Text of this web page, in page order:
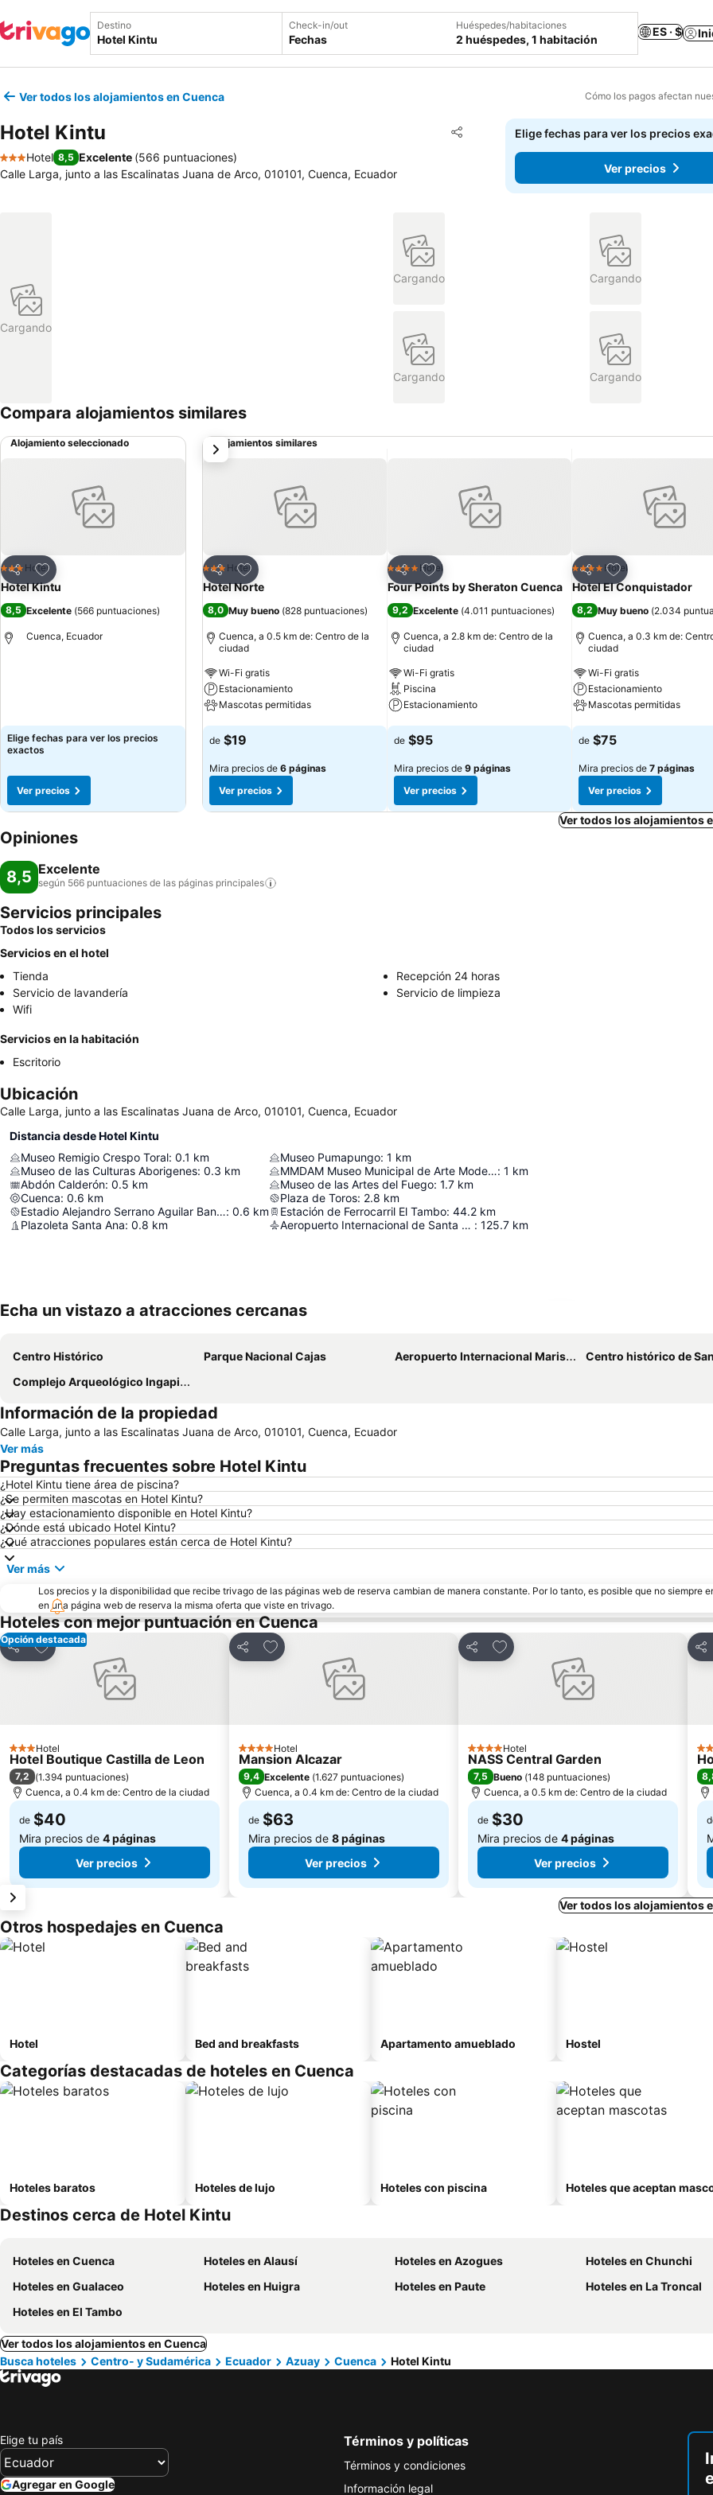
Destino Check-in/out
Fechas
Huéspedes/habitaciones
2 huéspedes, 1 habitación
ES · $
Ver todos los alojamientos en Cuenca Cómo los pagos afectan
Hotel Kintu Compartir
Agregar a favoritos
3 Estrellas
Hotel 8,5 Excelente (566 puntuaciones)
Calle Larga, junto a las Escalinatas Juana de Arco, 010101, Cuenca, Ecuador
Elige fechas para ver los precios
Ver precios
Cargando
Cargando Cargando
Cargando Cargando
Compara alojamientos similares
Alojamiento seleccionado
Compartir
Agregar a favoritos
3 Estrellas
Hotel
Hotel Kintu
8,5 Excelente (566 puntuaciones)
Cuenca, Ecuador
Elige fechas para ver los precios
exactos
Ver precios
Alojamientos similares
Compartir
Agregar a favoritos
3 Estrellas
Hotel
Hotel Norte
8,0 Muy bueno (828 puntuaciones)
Cuenca, a 0.5 km de: Centro de la
ciudad
Wi-Fi gratis
Estacionamiento
Mascotas permitidas
Ver precios
de $19
Mira precios de 6 páginas
Ver precios
Compartir
Agregar a favoritos
4 EstrellasHotel
Four Points by Sheraton Cuenca
9,2 Excelente (4.011 puntuaciones)
Cuenca, a 2.8 km de: Centro de la
ciudad
Wi-Fi gratis
Piscina
Estacionamiento
Ver precios
de $95
Mira precios de 9 páginas
Ver precios
Compartir
Agregar a
4 EstrellasHotel
Hotel El Conquistador
8,2 Muy bueno (2.034
Cuenca, a 0.3 km de:
ciudad
Wi-Fi gratis
Estacionamiento
Mascotas permitidas
Ver precios
de $75
Mira precios de 7 páginas
Ver precios
siguiente
Ver todos los alojamientos
Opiniones
8,5 Excelente
según 566 puntuaciones de las páginas principales
Servicios principales
Todos los servicios
Servicios en el hotel
Tienda
Recepción 24 horas
Servicio de lavandería
Servicio de limpieza
Wifi
Servicios en la habitación
Escritorio
Ubicación
Calle Larga, junto a las Escalinatas Juana de Arco, 010101, Cuenca, Ecuador
Distancia desde Hotel Kintu
Museo Remigio Crespo Toral: 0.1 km
Museo de las Culturas Aborigenes: 0.3 km
Abdón Calderón: 0.5 km
Cuenca: 0.6 km
Estadio Alejandro Serrano Aguilar Banco del Austro: 0.6 km
Plazoleta Santa Ana: 0.8 km
Museo Pumapungo: 1 km
MMDAM Museo Municipal de Arte Moderno: 1 km
Museo de las Artes del Fuego: 1.7 km
Plaza de Toros: 2.8 km
Estación de Ferrocarril El Tambo: 44.2 km
Aeropuerto Internacional de Santa Rosa Coronel de Artillería Víctor Larrea : 125.7 km
Echa un vistazo a atracciones cercanas
Centro Histórico Parque Nacional Cajas Aeropuerto Internacional Mariscal Lamar
Centro histórico de Santa Ana de los
Complejo Arqueológico Ingapirca
Información de la propiedad
Calle Larga, junto a las Escalinatas Juana de Arco, 010101, Cuenca, Ecuador
Ver más
Preguntas frecuentes sobre Hotel Kintu
¿Hotel Kintu tiene área de piscina?
¿Se permiten mascotas en Hotel Kintu?
¿Hay estacionamiento disponible en Hotel Kintu?
¿Dónde está ubicado Hotel Kintu?
¿Qué atracciones populares están cerca de Hotel Kintu?
Ver más
Los precios y la disponibilidad que recibe trivago de las páginas web de reserva cambian de manera constante. Por lo tanto, es posible que no siempre
en una página web de reserva la misma oferta que viste en trivago.
Hoteles con mejor puntuación en Cuenca
Opción destacada
Compartir
Agregar a favoritos
3 Estrellas
Hotel
Hotel Boutique Castilla de Leon
7,2 (1.394 puntuaciones)
Cuenca, a 0.4 km de: Centro de la ciudad
de $40
Mira precios de 4 páginas
Ver precios
Compartir
Agregar a favoritos
4 Estrellas
Hotel
Mansion Alcazar
9,4 Excelente (1.627 puntuaciones)
Cuenca, a 0.4 km de: Centro de la ciudad
de $63
Mira precios de 8 páginas
Ver precios
Compartir
Agregar a favoritos
4 Estrellas
Hotel
NASS Central Garden
7,5 Bueno (148 puntuaciones)
Cuenca, a 0.5 km de: Centro de la ciudad
de $30
Mira precios de 4 páginas
Ver precios
3
Ver todos los alojamientos
Otros hospedajes en Cuenca
Hotel Bed and breakfasts Apartamento amueblado Hostel
Categorías destacadas de hoteles en Cuenca
Hoteles baratos Hoteles de lujo Hoteles con piscina Hoteles que aceptan
Destinos cerca de Hotel Kintu
Hoteles en Cuenca Hoteles en Alausí Hoteles en Azogues
Hoteles en Chunchi
Hoteles en Gualaceo
Hoteles en Huigra Hoteles en Paute
Hoteles en La Troncal
Hoteles en El Tambo
Ver todos los alojamientos en Cuenca
Busca hoteles
Centro- y Sudamérica Ecuador Azuay Cuenca Hotel Kintu
Elige tu país
Agregar en Google
Términos y políticas
Términos y condiciones
Información legal